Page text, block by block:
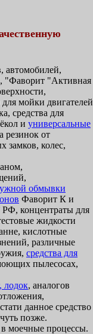
автомобилей,
"Фаворит "Активная
для мойки двигателей
средства для
и универсальные
резинок от
замков, колес,
обмывки
Фаворит К и
концентраты для
жидкости
кислотные
различные
средства для
пылесосах,
лодок, аналогов
данное средство
позже.
моечные процессы.